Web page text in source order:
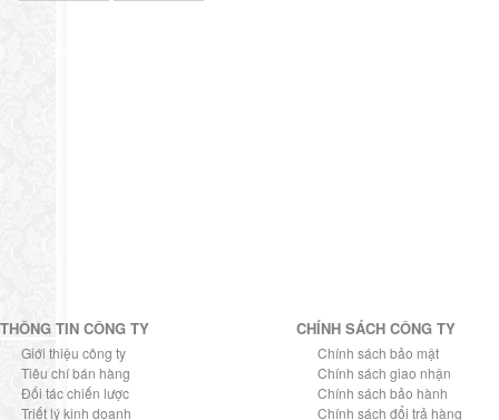
THÔNG TIN CÔNG TY
Giới thiệu công ty
Tiêu chí bán hàng
Đối tác chiến lược
Triết lý kinh doanh
CHÍNH SÁCH CÔNG TY
Chính sách bảo mật
Chính sách giao nhận
Chính sách bảo hành
Chính sách đổi trả hàng